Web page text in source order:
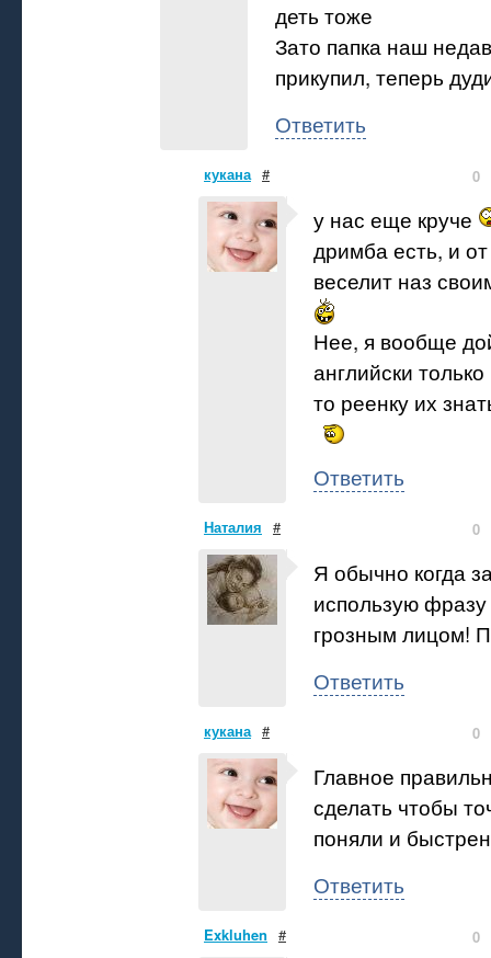
деть тоже
Зато папка наш
прикупил, теперь
Ответить
кукана # 0
у нас еще круче
дримба есть, и
веселит наз
Нее, я вообще
английски
то реенку их
Ответить
Наталия # 0
Я обычно когда
использую
грозным лицом!
Ответить
кукана # 0
Главное
сделать чтобы
поняли и
Ответить
Exkluhen # 0